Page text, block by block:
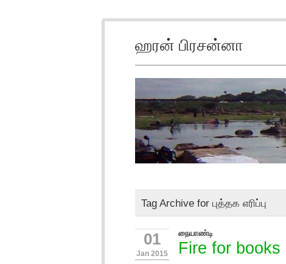
ஹரன் பிரசன்னா
Tag Archive for புத்தக எரிப்பு
01
Jan 2015
நையாண்டி
Fire for books